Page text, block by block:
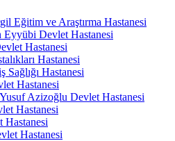
Eğitim ve Araştırma Hastanesi
Eyyübi Devlet Hastanesi
Hastanesi
Hastanesi
Sağlığı Hastanesi
Hastanesi
Azizoğlu Devlet Hastanesi
Hastanesi
Hastanesi
Hastanesi